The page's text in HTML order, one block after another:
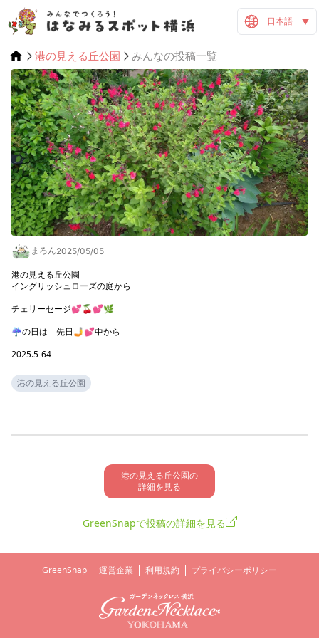
日本語
港の見える丘公園 みんなの投稿一覧
まろん2025/05/05
港の見える丘公園
イングリッシュローズの庭から
チェリーセージ💕🍒💕🌿
☔の日は　先日🤳💕中から
2025.5-64
港の見える丘公園
港の見える丘公園の
詳細を見る
GreenSnapで投稿の詳細を見る
GreenSnap 運営企業 利用規約 プライバシーポリシー